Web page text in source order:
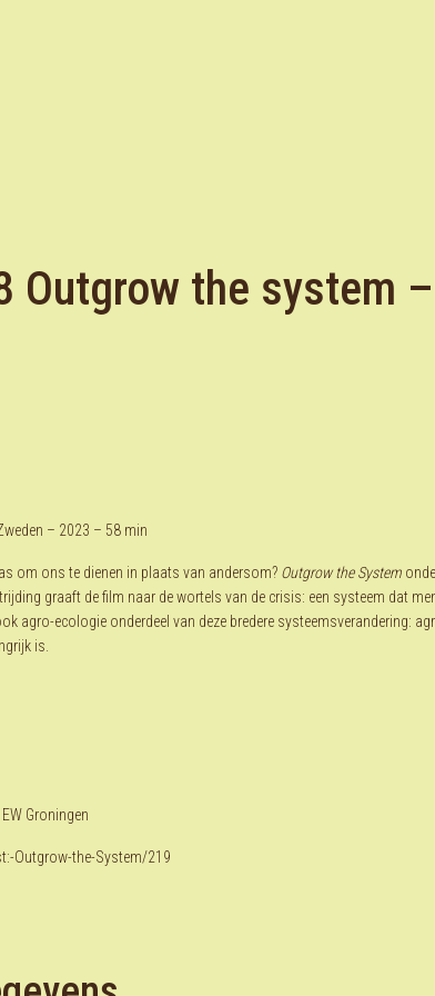
Outgrow the system
– 2023 – 58 min
om ons te dienen in plaats van andersom? Outgrow the System
graaft de film naar de wortels van de crisis: een systeem dat
agro-ecologie onderdeel van deze bredere systeemsverandering:
is.
Groningen
Outgrow-the-System/219